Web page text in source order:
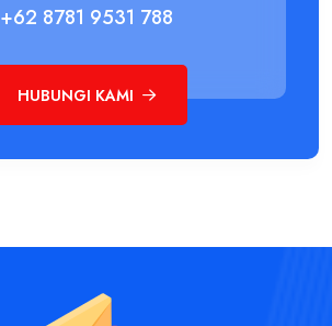
+62 8781 9531 788
HUBUNGI KAMI